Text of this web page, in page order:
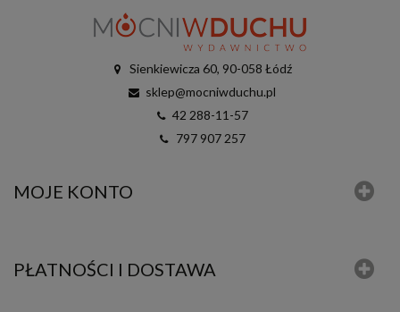
Sienkiewicza 60, 90-058 Łódź
sklep@mocniwduchu.pl
42 288-11-57
797 907 257
MOJE KONTO
PŁATNOŚCI I DOSTAWA